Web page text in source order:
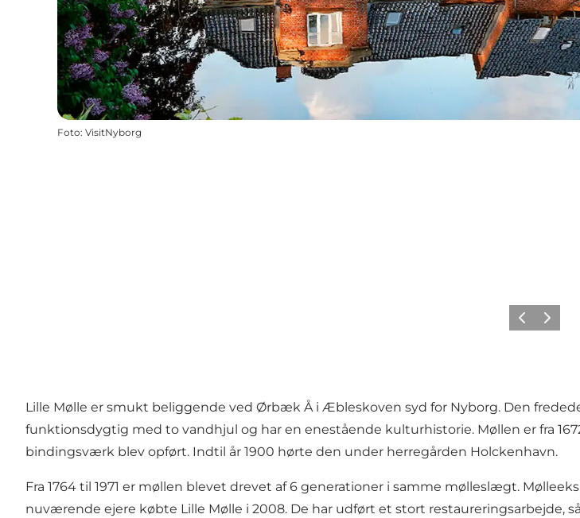
Foto: VisitNyborg
ForrigeNæste
Lille Mølle er smukt beliggende ved Ørbæk Å i Æbleskoven syd for Nyborg. Den
funktionsdygtig med to vandhjul og har en enestående kulturhistorie. Møllen er fra
bindingsværk blev opført. Indtil år 1900 hørte den under herregården Holckenhavn.
Fra 1764 til 1971 er møllen blevet drevet af 6 generationer i samme mølleslægt.
nuværende ejere købte Lille Mølle i 2008. De har udført et stort restaureringsarbejde,